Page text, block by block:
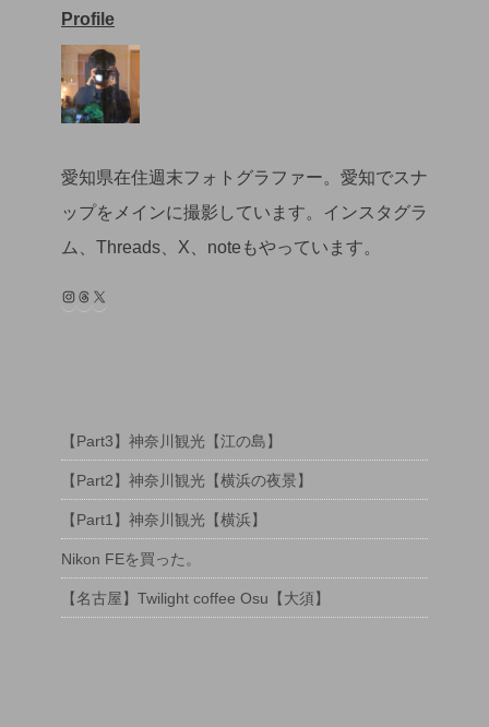
Profile
愛知県在住週末フォトグラファー。愛知でスナ
ップをメインに撮影しています。インスタグラ
ム、Threads、X、noteもやっています。
Instagram
Threads
X
【Part3】神奈川観光【江の島】
【Part2】神奈川観光【横浜の夜景】
【Part1】神奈川観光【横浜】
Nikon FEを買った。
【名古屋】Twilight coffee Osu【大須】